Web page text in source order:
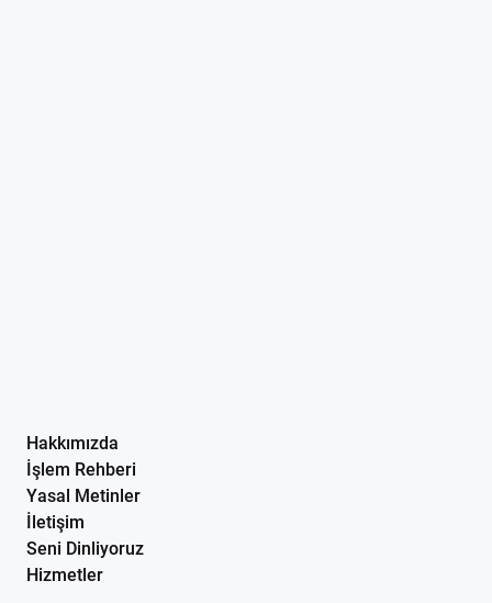
Hakkımızda
İşlem Rehberi
Yasal Metinler
İletişim
Seni Dinliyoruz
Hizmetler